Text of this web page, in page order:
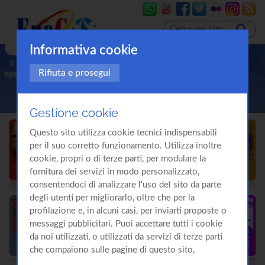
Informativa cookie
Rifiuta e prosegui
Gestione cookie
Questo sito utilizza cookie tecnici indispensabili
per il suo corretto funzionamento. Utilizza inoltre
cookie, propri o di terze parti, per modulare la
fornitura dei servizi in modo personalizzato,
consentendoci di analizzare l'uso del sito da parte
degli utenti per migliorarlo, oltre che per la
profilazione e, in alcuni casi, per inviarti proposte o
messaggi pubblicitari. Puoi accettare tutti i cookie
da noi utilizzati, o utilizzati da servizi di terze parti
che compaiono sulle pagine di questo sito,
premendo il pulsante "Accetta tutti i cookie"